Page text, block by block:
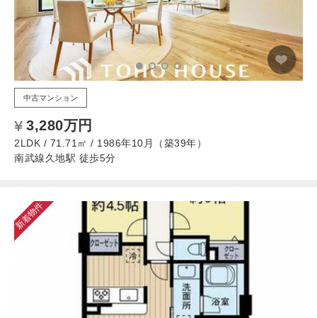
中古マンション
3,280万円
2LDK / 71.71㎡ / 1986年10月（築39年）
南武線久地駅 徒歩5分
新着物件